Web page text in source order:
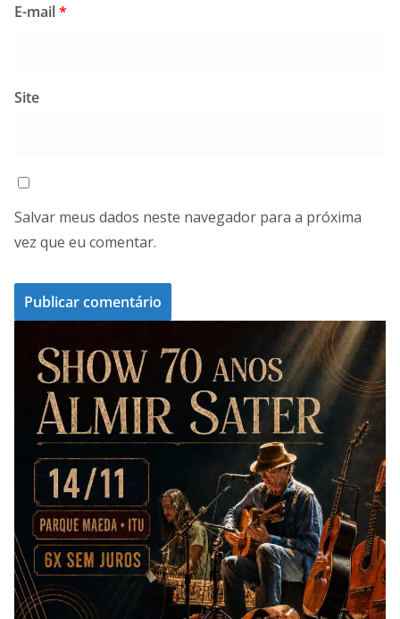
E-mail*
Site
Salvar meus dados neste navegador para a próxima
vez que eu comentar.